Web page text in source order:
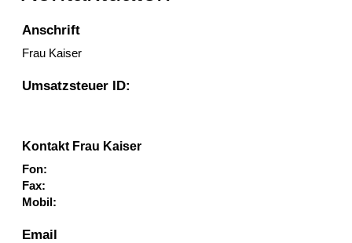
Anschrift
Frau Kaiser
Umsatzsteuer ID:
Kontakt Frau Kaiser
Fon:
Fax:
Mobil:
Email